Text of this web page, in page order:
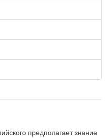
предполагает знание